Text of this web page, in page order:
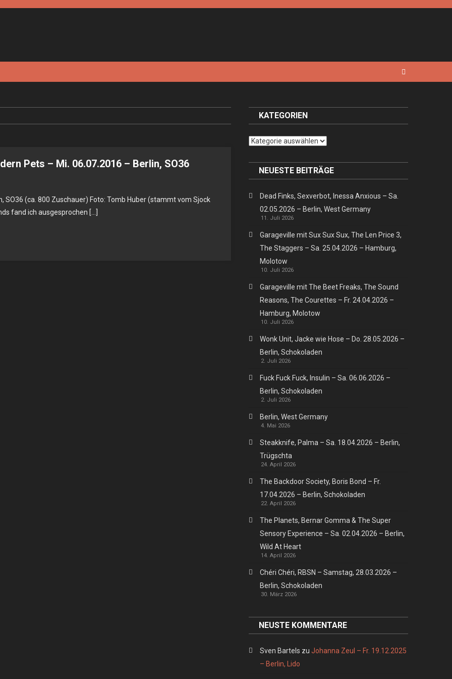
Pets – Mi. 06.07.2016 – Berlin, SO36
SO36 (ca. 800 Zuschauer) Foto: Tomb Huber (stammt vom Sjock
fand ich ausgesprochen […]
KATEGORIEN
Kategorien
NEUESTE BEITRÄGE
Dead Finks, Sexverbot, Inessa Anxious – Sa.
02.05.2026 – Berlin, West Germany
11. Juli 2026
Garageville mit Sux Sux Sux, The Len Price 3,
The Staggers – Sa. 25.04.2026 – Hamburg,
Molotow
10. Juli 2026
Garageville mit The Beet Freaks, The Sound
Reasons, The Courettes – Fr. 24.04.2026 –
Hamburg, Molotow
10. Juli 2026
Wonk Unit, Jacke wie Hose – Do. 28.05.2026 –
Berlin, Schokoladen
2. Juli 2026
Fuck Fuck Fuck, Insulin – Sa. 06.06.2026 –
Berlin, Schokoladen
2. Juli 2026
Berlin, West Germany
4. Mai 2026
Steakknife, Palma – Sa. 18.04.2026 – Berlin,
Trügschta
24. April 2026
The Backdoor Society, Boris Bond – Fr.
17.04.2026 – Berlin, Schokoladen
22. April 2026
The Planets, Bernar Gomma & The Super
Sensory Experience – Sa. 02.04.2026 – Berlin,
Wild At Heart
14. April 2026
Chéri Chéri, RBSN – Samstag, 28.03.2026 –
Berlin, Schokoladen
30. März 2026
NEUSTE KOMMENTARE
Sven Bartels zuJohanna Zeul – Fr. 19.12.2025
– Berlin, Lido